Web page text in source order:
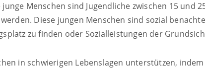
Menschen sind Jugendliche zwischen 15 und
Diese jungen Menschen sind sozial
zu finden oder Sozialleistungen der
in schwierigen Lebenslagen unterstützen,